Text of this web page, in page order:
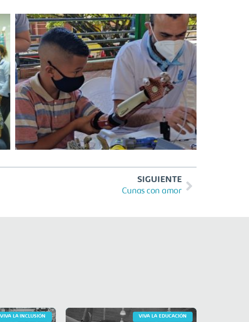
SIGUIENTE
Cunas con amor
VIVA LA INCLUSIÓN VIVA LA EDUCACIÓN